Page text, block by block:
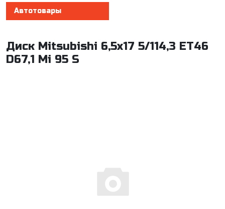
Автотовары
Диск Mitsubishi 6,5x17 5/114,3 ET46
D67,1 Mi 95 S